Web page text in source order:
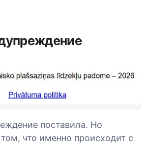
поставила. Но
что именно происходит с